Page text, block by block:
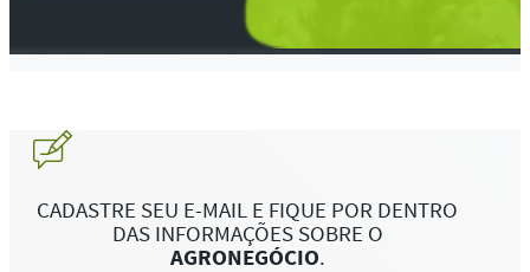
CADASTRE SEU E-MAIL E FIQUE POR DENTRO
DAS INFORMAÇÕES SOBRE O
AGRONEGÓCIO.